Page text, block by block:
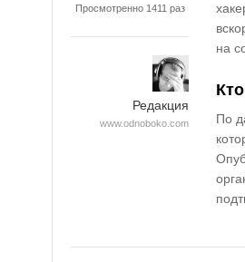
Просмотренно 1411 раз
Редакция
www.odnoboko.com
на
По